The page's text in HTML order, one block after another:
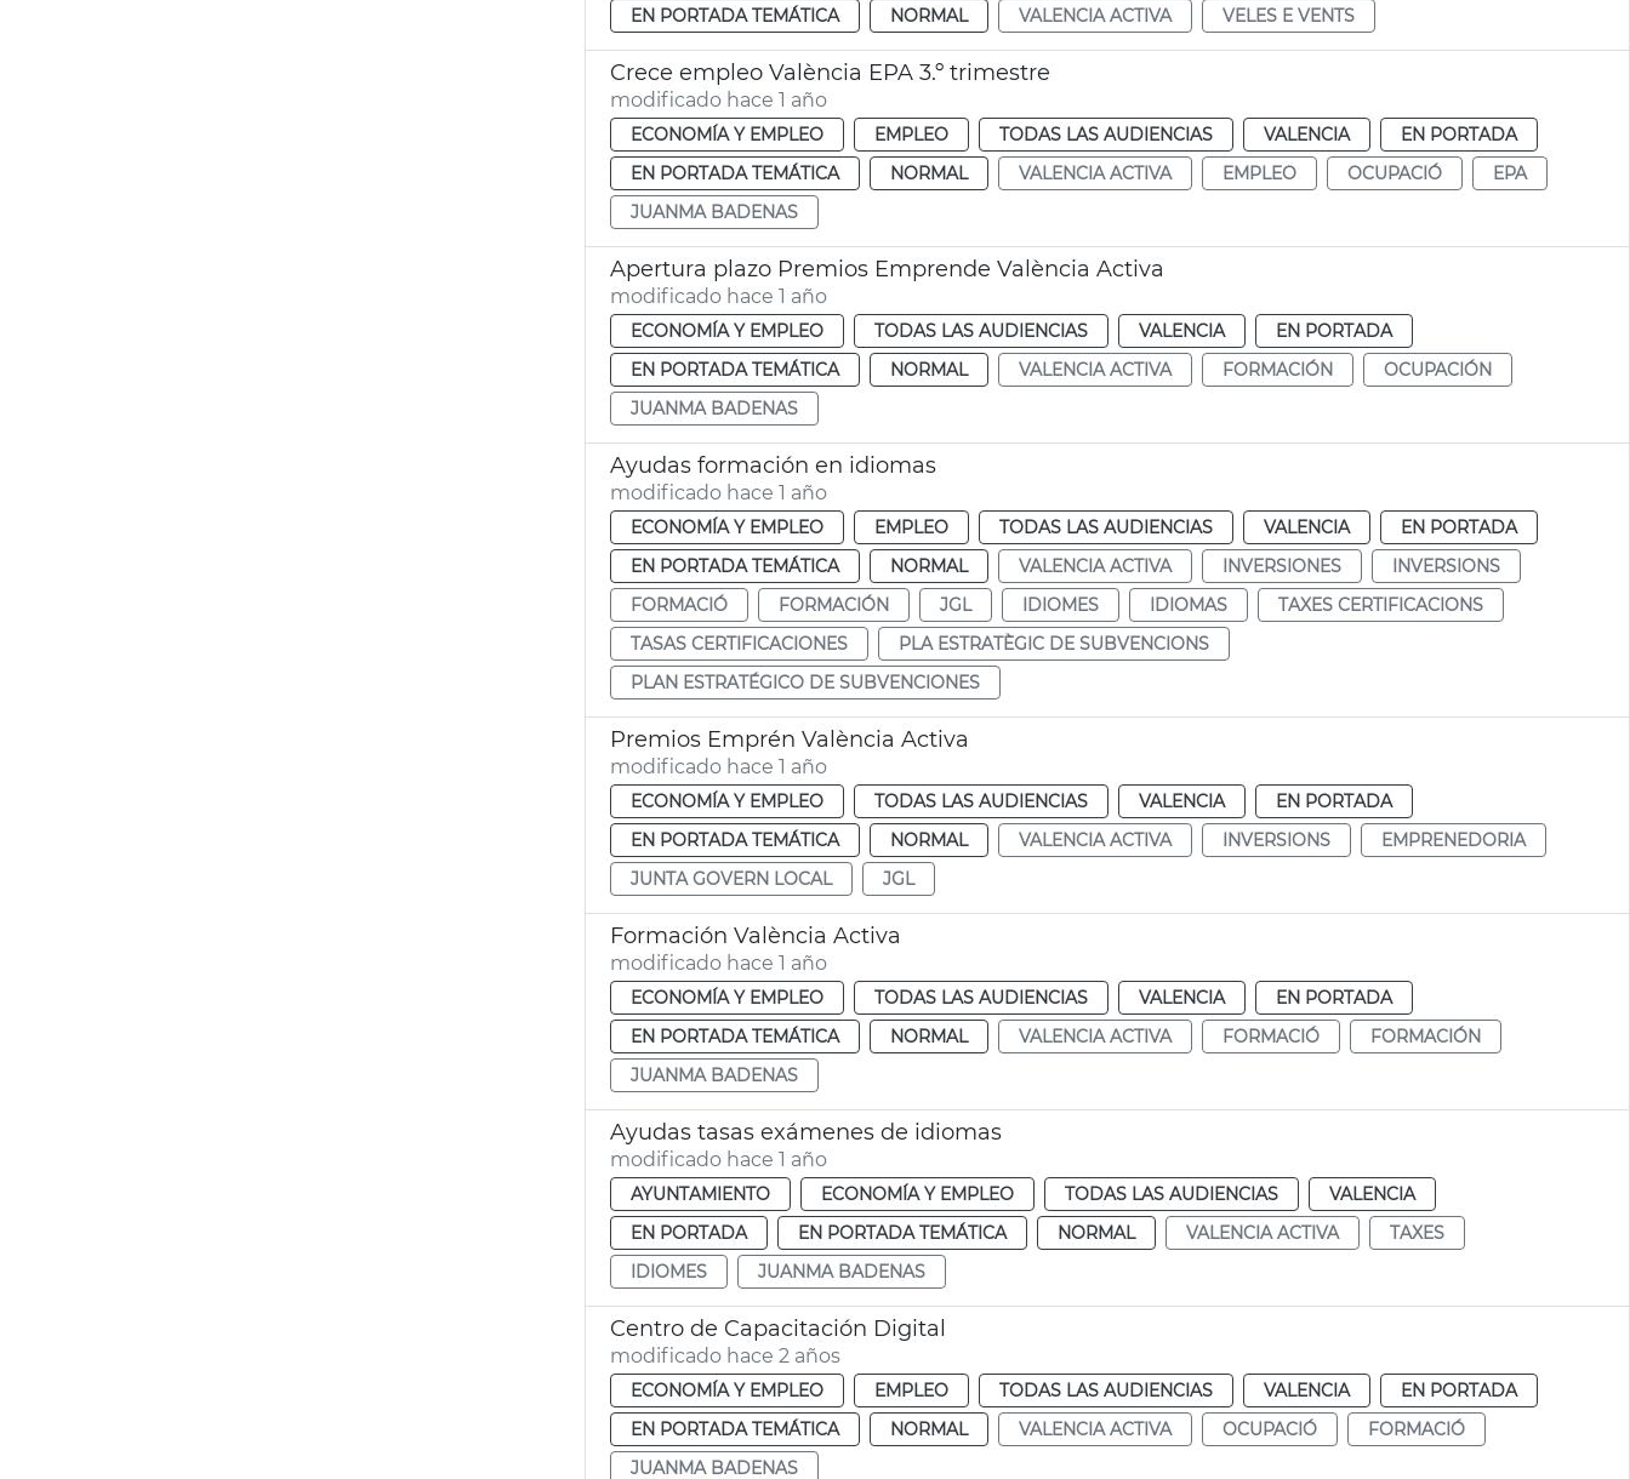
EN PORTADA TEMÁTICA
NORMAL VALENCIA ACTIVA VELES E VENTS
Crece empleo València EPA 3.º trimestre
modificado hace 1 año
ECONOMÍA Y EMPLEO EMPLEO TODAS LAS AUDIENCIAS VALENCIA
EN PORTADA
EN PORTADA TEMÁTICA
NORMAL VALENCIA ACTIVA EMPLEO OCUPACIÓ
EPA
JUANMA BADENAS
Apertura plazo Premios Emprende València Activa
modificado hace 1 año
ECONOMÍA Y EMPLEO TODAS LAS AUDIENCIAS VALENCIA
EN PORTADA
EN PORTADA TEMÁTICA
NORMAL VALENCIA ACTIVA FORMACIÓN
OCUPACIÓN
JUANMA BADENAS
Ayudas formación en idiomas
modificado hace 1 año
ECONOMÍA Y EMPLEO EMPLEO TODAS LAS AUDIENCIAS VALENCIA
EN PORTADA
EN PORTADA TEMÁTICA
NORMAL VALENCIA ACTIVA INVERSIONES
INVERSIONS
FORMACIÓ
FORMACIÓN JGL IDIOMES IDIOMAS
TAXES CERTIFICACIONS
TASAS CERTIFICACIONES
PLA ESTRATÈGIC DE SUBVENCIONS
PLAN ESTRATÉGICO DE SUBVENCIONES
Premios Emprén València Activa
modificado hace 1 año
ECONOMÍA Y EMPLEO TODAS LAS AUDIENCIAS VALENCIA
EN PORTADA
EN PORTADA TEMÁTICA
NORMAL VALENCIA ACTIVA INVERSIONS
EMPRENEDORIA
JUNTA GOVERN LOCAL
JGL
Formación València Activa
modificado hace 1 año
ECONOMÍA Y EMPLEO TODAS LAS AUDIENCIAS VALENCIA
EN PORTADA
EN PORTADA TEMÁTICA
NORMAL VALENCIA ACTIVA FORMACIÓ
FORMACIÓN
JUANMA BADENAS
Ayudas tasas exámenes de idiomas
modificado hace 1 año
AYUNTAMIENTO ECONOMÍA Y EMPLEO TODAS LAS AUDIENCIAS
VALENCIA
EN PORTADA
EN PORTADA TEMÁTICA NORMAL VALENCIA ACTIVA
TAXES
IDIOMES
JUANMA BADENAS
Centro de Capacitación Digital
modificado hace 2 años
ECONOMÍA Y EMPLEO EMPLEO TODAS LAS AUDIENCIAS VALENCIA
EN PORTADA
EN PORTADA TEMÁTICA
NORMAL VALENCIA ACTIVA OCUPACIÓ
FORMACIÓ
JUANMA BADENAS